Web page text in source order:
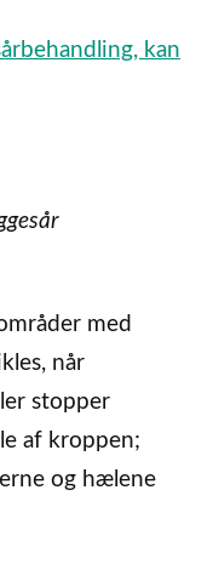
kan
med
når
stopper
af kroppen;
og hælene